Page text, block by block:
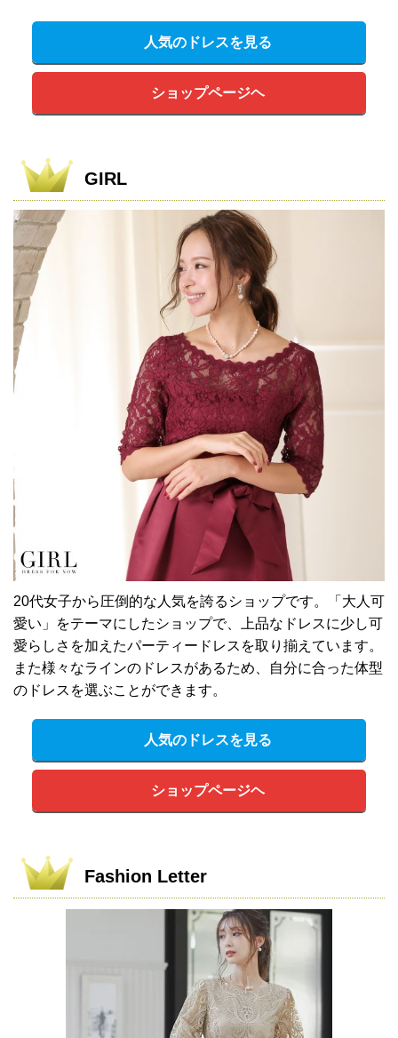
人気のドレスを見る
ショップページヘ
GIRL
20代女子から圧倒的な人気を誇るショップです。「大人可
愛い」をテーマにしたショップで、上品なドレスに少し可
愛らしさを加えたパーティードレスを取り揃えています。
また様々なラインのドレスがあるため、自分に合った体型
のドレスを選ぶことができます。
人気のドレスを見る
ショップページヘ
Fashion Letter